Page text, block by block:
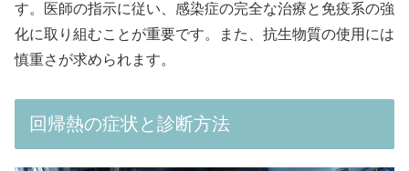
す。医師の指示に従い、感染症の完全な治療と免疫系の強
化に取り組むことが重要です。また、抗生物質の使用には
慎重さが求められます。
回帰熱の症状と診断方法